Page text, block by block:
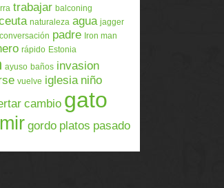
trabajar balconing
naturaleza agua jagger
conversación padre Iron man
rápido Estonia
ayuso baños invasion
vuelve iglesia niño
cambio gato
gordo platos pasado